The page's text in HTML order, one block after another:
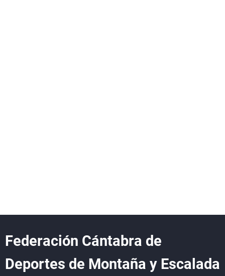
Federación Cántabra de
Deportes de Montaña y Escalada